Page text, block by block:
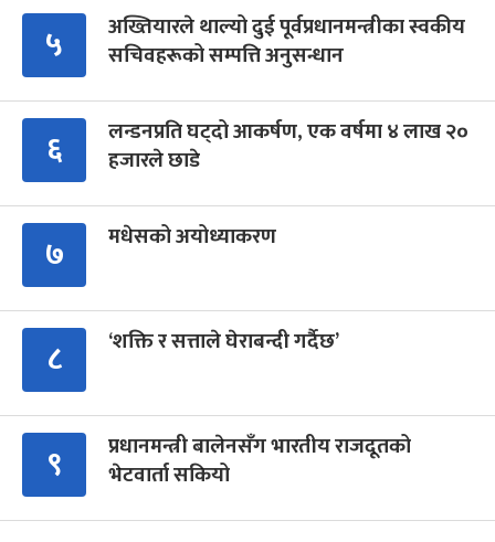
५
अख्तियारले थाल्यो दुई पूर्वप्रधानमन्त्रीका स्वकीय
सचिवहरूको सम्पत्ति अनुसन्धान
६
लन्डनप्रति घट्दो आकर्षण, एक वर्षमा ४ लाख २०
हजारले छाडे
७ मधेसको अयोध्याकरण
८ ‘शक्ति र सत्ताले घेराबन्दी गर्दैछ’
९
प्रधानमन्त्री बालेनसँग भारतीय राजदूतको
भेटवार्ता सकियो